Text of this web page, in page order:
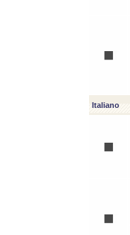
Italiano